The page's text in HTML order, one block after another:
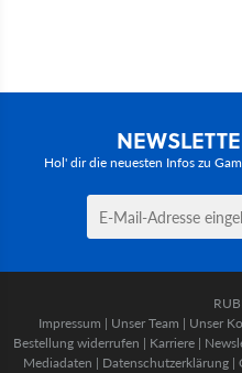
Hol' dir die neuesten Infos zu
Impressum | Unser Team | Unser
Bestellung widerrufen | Karriere |
Mediadaten | Datenschutzerklärung |